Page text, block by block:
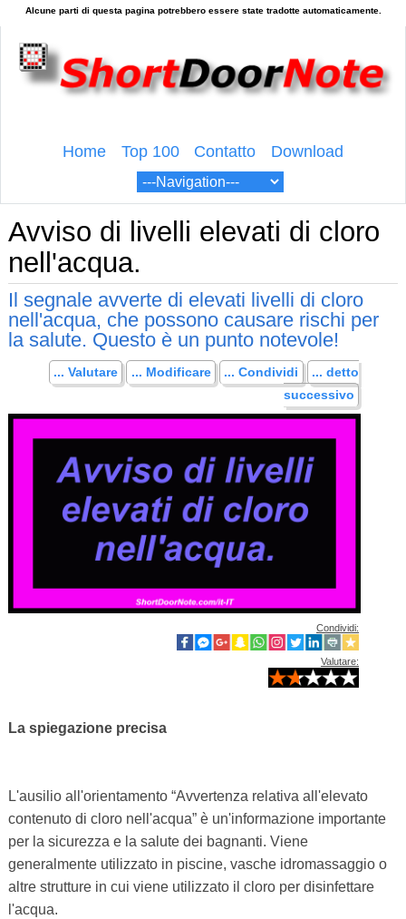
Home Top 100 Contatto Download
Avviso di livelli elevati di cloro
nell'acqua.
Il segnale avverte di elevati livelli di cloro
nell'acqua, che possono causare rischi per
la salute. Questo è un punto notevole!
... Valutare ... Modificare ... Condividi
... detto
successivo
Condividi:
Valutare:
La spiegazione precisa
L'ausilio all'orientamento “Avvertenza relativa all'elevato
contenuto di cloro nell'acqua” è un'informazione importante
per la sicurezza e la salute dei bagnanti. Viene
generalmente utilizzato in piscine, vasche idromassaggio o
altre strutture in cui viene utilizzato il cloro per disinfettare
l'acqua.